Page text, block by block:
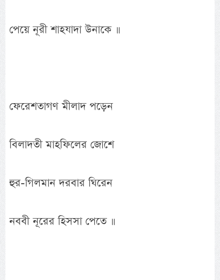
পেয়ে নূরী শাহযাদা উনাকে ॥
ফেরেশতাগণ মীলাদ পড়েন
বিলাদতী মাহফিলের জোশে
হুর-গিলমান দরবার ঘিরেন
নববী নূরের হিসসা পেতে ॥